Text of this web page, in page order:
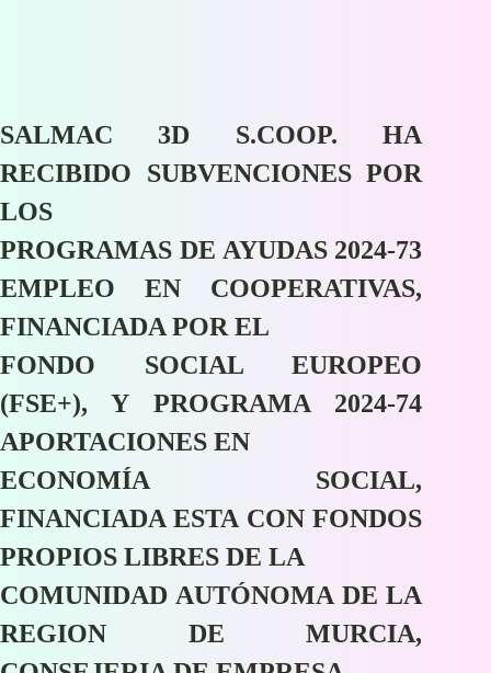
SALMAC 3D S.COOP. HA
RECIBIDO SUBVENCIONES POR
LOS
PROGRAMAS DE AYUDAS 2024-73
EMPLEO EN COOPERATIVAS,
FINANCIADA POR EL
FONDO SOCIAL EUROPEO
(FSE+), Y PROGRAMA 2024-74
APORTACIONES EN
ECONOMÍA SOCIAL,
FINANCIADA ESTA CON FONDOS
PROPIOS LIBRES DE LA
COMUNIDAD AUTÓNOMA DE LA
REGION DE MURCIA,